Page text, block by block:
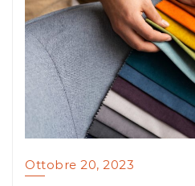
Ottobre 20, 2023